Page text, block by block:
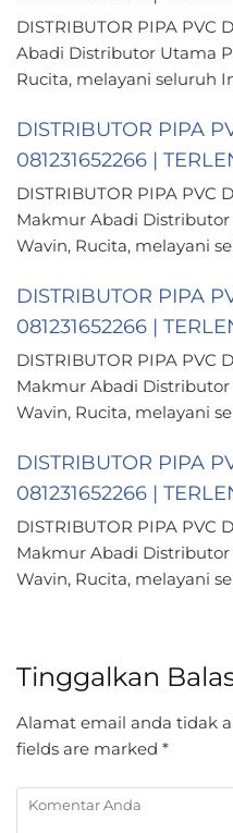
DISTRIBUTOR PIPA PVC
Abadi Distributor Utama
Rucita, melayani seluruh
DISTRIBUTOR PIPA
081231652266 |
DISTRIBUTOR PIPA PVC
Makmur Abadi Distributor
Wavin, Rucita, melayani
DISTRIBUTOR PIPA
081231652266 |
DISTRIBUTOR PIPA PVC
Makmur Abadi Distributor
Wavin, Rucita, melayani
DISTRIBUTOR PIPA
081231652266 |
DISTRIBUTOR PIPA PVC
Makmur Abadi Distributor
Wavin, Rucita, melayani
Tinggalkan
Alamat email anda tidak
fields are marked *